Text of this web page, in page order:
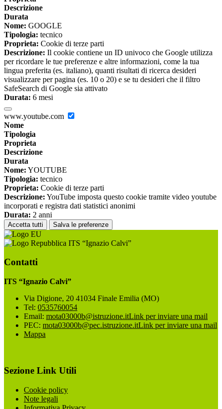
Descrizione
Durata
Nome: GOOGLE
Tipologia: tecnico
Proprieta: Cookie di terze parti
Descrizione: Il cookie contiene un ID univoco che Google utilizza
per ricordare le tue preferenze e altre informazioni, come la tua
lingua preferita (es. italiano), quanti risultati di ricerca desideri
visualizzare per pagina (es. 10 o 20) e se tu desideri che il filtro
SafeSearch di Google sia attivato
Durata: 6 mesi
www.youtube.com
Nome
Tipologia
Proprieta
Descrizione
Durata
Nome: YOUTUBE
Tipologia: tecnico
Proprieta: Cookie di terze parti
Descrizione: YouTube imposta questo cookie tramite video youtube
incorporati e registra dati statistici anonimi
Durata: 2 anni
Accetta tutti Salva le preferenze
ITS “Ignazio Calvi”
Contatti
ITS “Ignazio Calvi”
Via Digione, 20 41034 Finale Emilia (MO)
Tel: 0535760054
Email: mota03000b@istruzione.itLink per inviare una mail
PEC: mota03000b@pec.istruzione.itLink per inviare una mail
Mappa
Sezione Link Utili
Cookie policy
Note legali